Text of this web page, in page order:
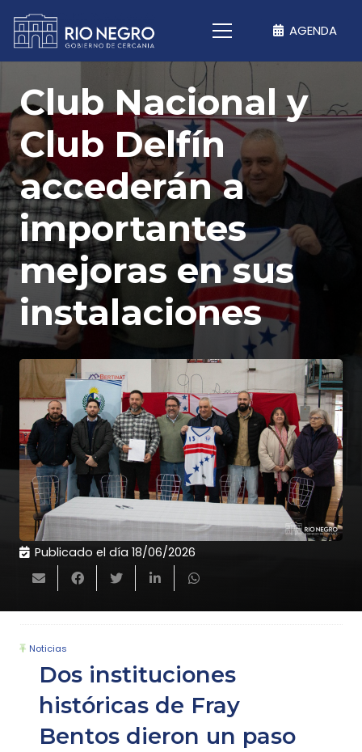
AGENDA
Club Nacional y
Club Delfín
accederán a
importantes
mejoras en sus
instalaciones
Publicado el día 18/06/2026
Noticias
Dos instituciones
históricas de Fray
Bentos dieron un paso